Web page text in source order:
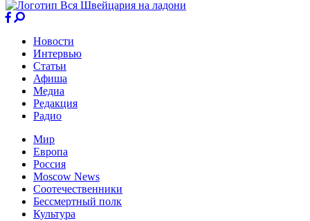
Новости
Интервью
Статьи
Афиша
Медиа
Редакция
Радио
Мир
Европа
Россия
Moscow News
Соотечественники
Бессмертный полк
Культура